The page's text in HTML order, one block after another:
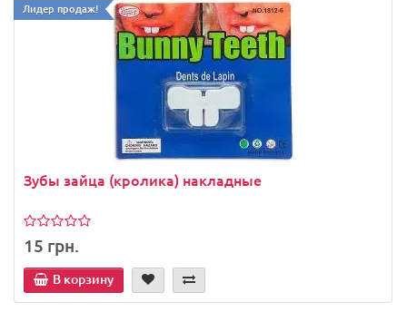
Лидер продаж!
Зубы зайца (кролика) накладные
15 грн.
В корзину